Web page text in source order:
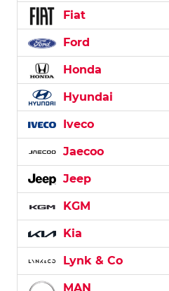
Fiat
Ford
Honda
Hyundai
Iveco
Jaecoo
Jeep
KGM
Kia
Lynk & Co
MAN